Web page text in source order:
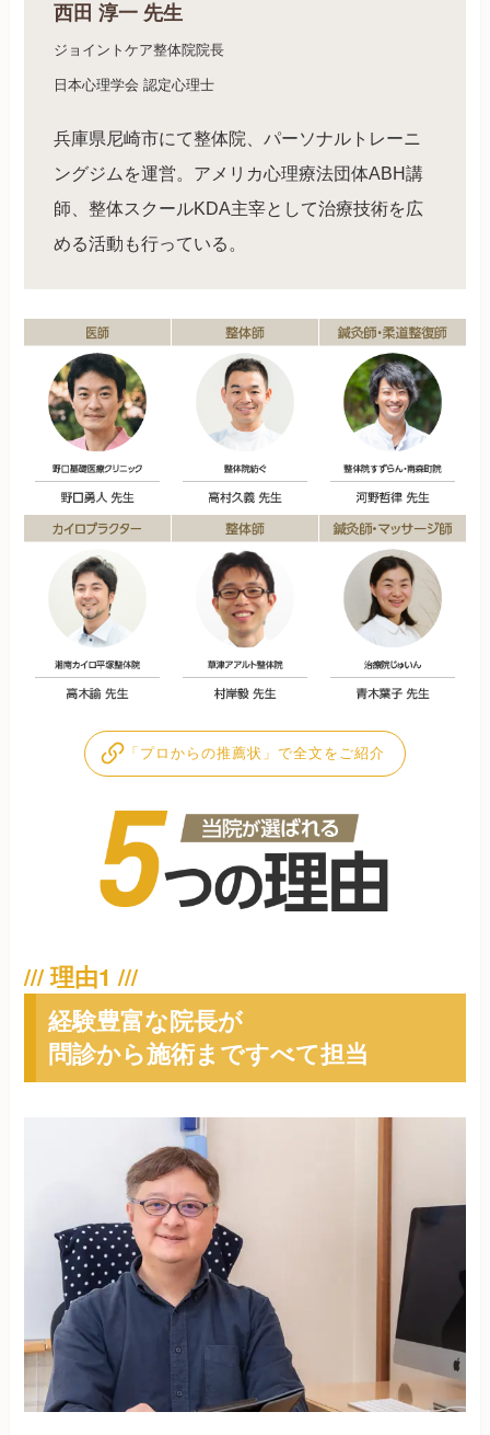
西田 淳一 先生
ジョイントケア整体院院長
日本心理学会 認定心理士
兵庫県尼崎市にて整体院、パーソナルトレーニ
ングジムを運営。アメリカ心理療法団体ABH講
師、整体スクールKDA主宰として治療技術を広
める活動も行っている。
「プロからの推薦状」で全文をご紹介
経験豊富な院長が
問診から施術まですべて担当